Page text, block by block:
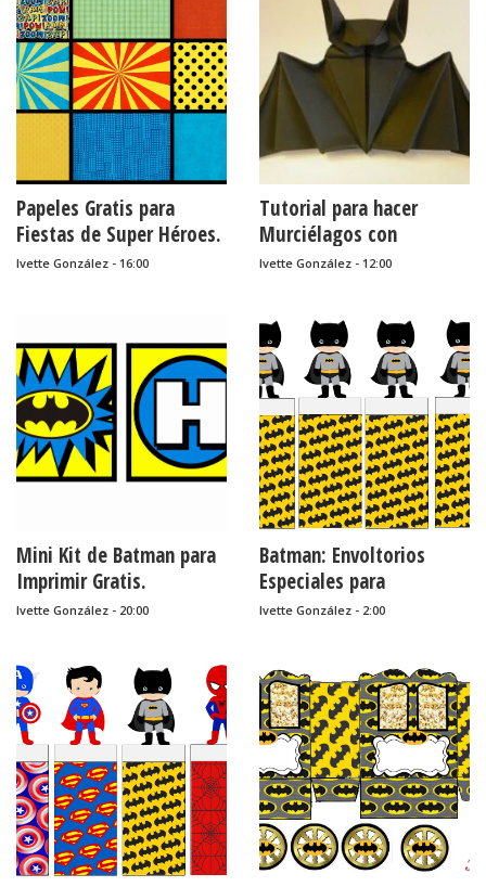
del Cariño = Día de la Amistad.
Recuerda hacer click en la
imagen antes de
guardarla para que se guarde
con su mejor calidad.
Etiquetas:
chocolate,
cumpleaños,
etiqu...
Papeles Gratis para
Fiestas de Super Héroes.
Ivette González - 16:00
Tutorial para hacer
Murciélagos con
Origami.
Ivette González - 12:00
Mini Kit de Batman para
Imprimir Gratis.
Ivette González - 20:00
Batman: Envoltorios
Especiales para
Golosinas, para Imprimir
Ivette González - 2:00